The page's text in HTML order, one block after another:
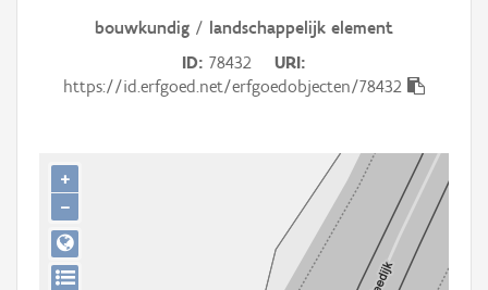
Gebeurtenis
Downloads
Hergebruik
Aanmelden
bouwkundig / landschappelijk element
ID 78432
URI
https://id.erfgoed.net/erfgoedobjecten/78432
+
−